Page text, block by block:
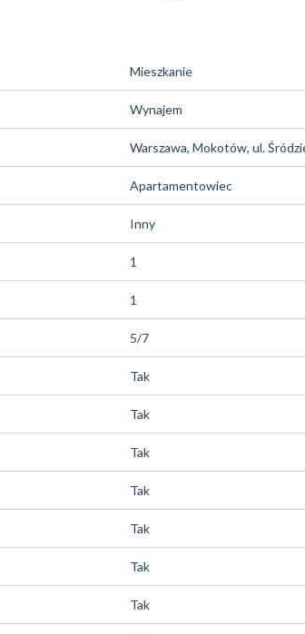
Mieszkanie
Wynajem
Warszawa, Mokotów, ul.
Apartamentowiec
Inny
1
1
5/7
Tak
Tak
Tak
Tak
Tak
Tak
Tak